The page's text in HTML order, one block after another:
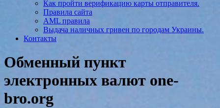
Как пройти верификацию карты отправителя.
Правила сайта
AML правила
Выдача наличных гривен по городам Украины.
Контакты
Обменный пункт
электронных валют one-
bro.org